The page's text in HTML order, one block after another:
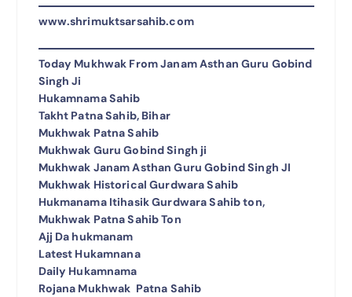
www.shrimuktsarsahib.com
Today Mukhwak From Janam Asthan Guru Gobind
Singh Ji
Hukamnama Sahib
Takht Patna Sahib, Bihar
Mukhwak Patna Sahib
Mukhwak Guru Gobind Singh ji
Mukhwak Janam Asthan Guru Gobind Singh JI
Mukhwak Historical Gurdwara Sahib
Hukmanama Itihasik Gurdwara Sahib ton,
Mukhwak Patna Sahib Ton
Ajj Da hukmanam
Latest Hukamnana
Daily Hukamnama
Rojana Mukhwak Patna Sahib